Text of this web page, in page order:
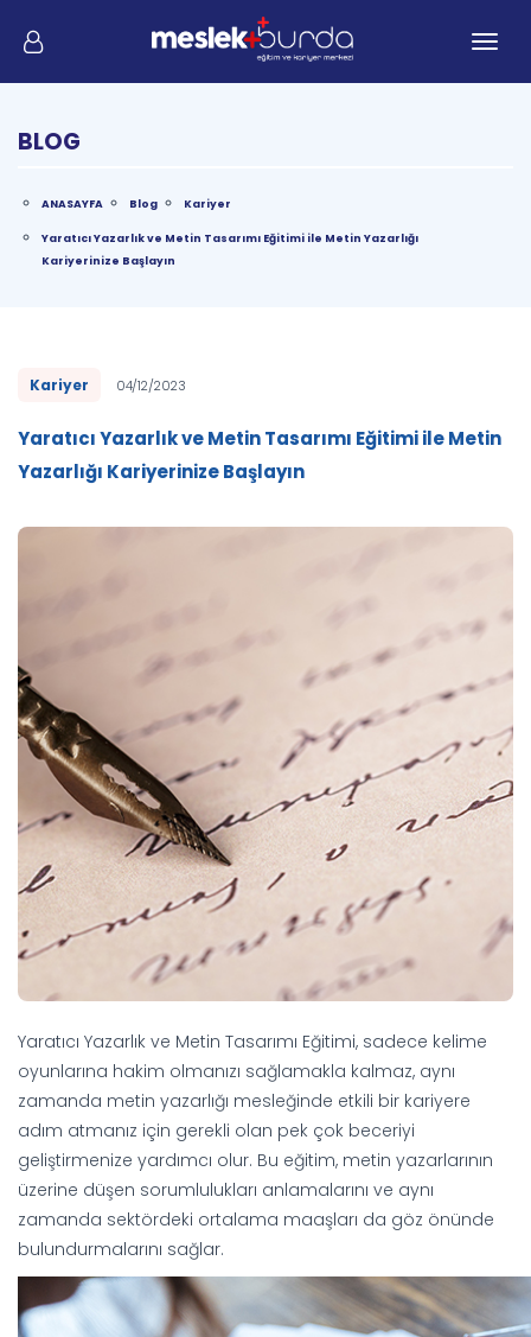
BLOG
ANASAYFA Blog Kariyer
Yaratıcı Yazarlık ve Metin Tasarımı Eğitimi ile Metin Yazarlığı
Kariyerinize Başlayın
Kariyer 04/12/2023
Yaratıcı Yazarlık ve Metin Tasarımı Eğitimi ile Metin
Yazarlığı Kariyerinize Başlayın
Yaratıcı Yazarlık ve Metin Tasarımı Eğitimi, sadece kelime
oyunlarına hakim olmanızı sağlamakla kalmaz, aynı
zamanda metin yazarlığı mesleğinde etkili bir kariyere
adım atmanız için gerekli olan pek çok beceriyi
geliştirmenize yardımcı olur. Bu eğitim, metin yazarlarının
üzerine düşen sorumlulukları anlamalarını ve aynı
zamanda sektördeki ortalama maaşları da göz önünde
bulundurmalarını sağlar.